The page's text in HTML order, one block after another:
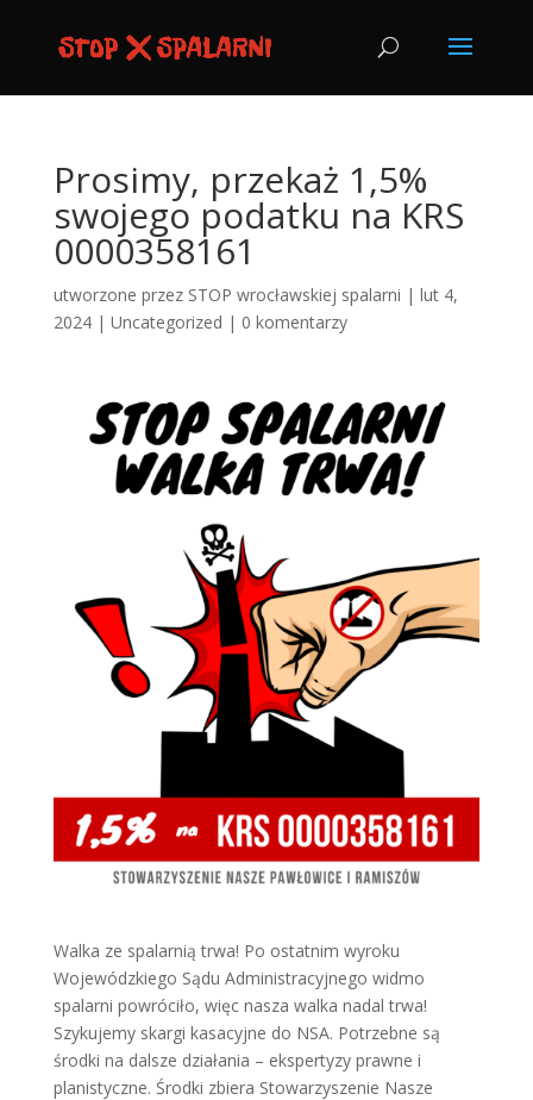
Prosimy, przekaż 1,5%
swojego podatku na KRS
0000358161
utworzone przez STOP wrocławskiej spalarni | lut 4,
2024| Uncategorized | 0 komentarzy
Walka ze spalarnią trwa! Po ostatnim wyroku
Wojewódzkiego Sądu Administracyjnego widmo
spalarni powróciło, więc nasza walka nadal trwa!
Szykujemy skargi kasacyjne do NSA. Potrzebne są
środki na dalsze działania – ekspertyzy prawne i
planistyczne. Środki zbiera Stowarzyszenie Nasze